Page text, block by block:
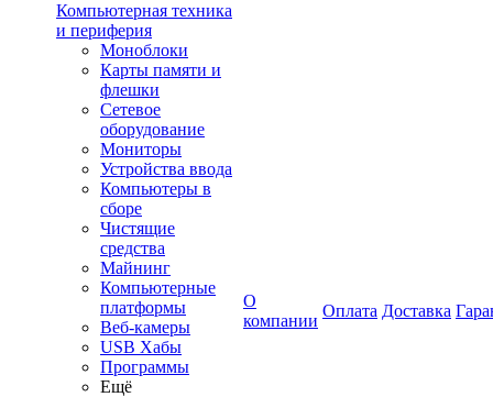
Компьютерная техника
и периферия
Моноблоки
Карты памяти и
флешки
Сетевое
оборудование
Мониторы
Устройства ввода
Компьютеры в
сборе
Чистящие
средства
Майнинг
Компьютерные
платформы
Веб-камеры
USB Хабы
Программы
Ещё
О
компании
Оплата Доставка